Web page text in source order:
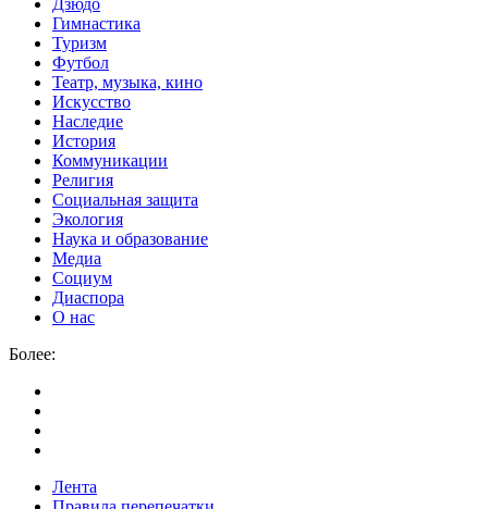
Дзюдо
Гимнастика
Туризм
Футбол
Театр, музыка, кино
Искусство
Наследие
История
Коммуникации
Религия
Социальная защита
Экология
Наука и образование
Медиа
Социум
Диаспора
О нас
Более:
Лента